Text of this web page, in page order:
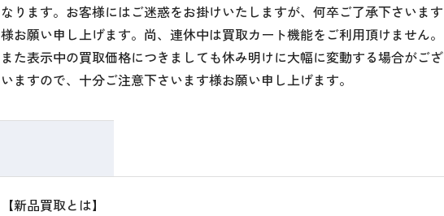
なります。お客様にはご迷惑をお掛けいたしますが、何卒ご了承下さいます
様お願い申し上げます。尚、連休中は買取カート機能をご利用頂けません。
また表示中の買取価格につきましても休み明けに大幅に変動する場合がござ
いますので、十分ご注意下さいます様お願い申し上げます。
【新品買取とは】